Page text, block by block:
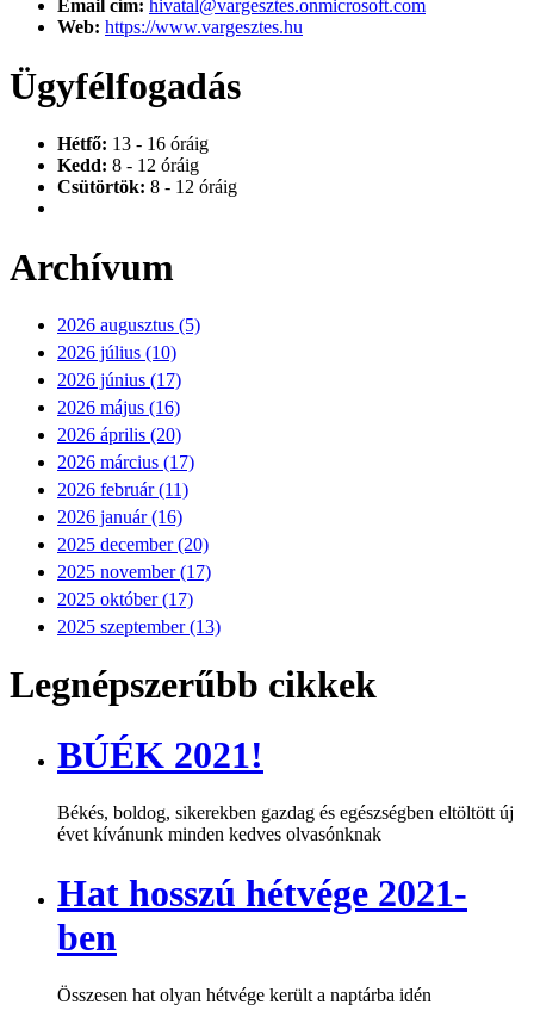
Email cím: hivatal@vargesztes.onmicrosoft.com
Web: https://www.vargesztes.hu
Ügyfélfogadás
Hétfő: 13 - 16 óráig
Kedd: 8 - 12 óráig
Csütörtök: 8 - 12 óráig
Archívum
2026 augusztus (5)
2026 július (10)
2026 június (17)
2026 május (16)
2026 április (20)
2026 március (17)
2026 február (11)
2026 január (16)
2025 december (20)
2025 november (17)
2025 október (17)
2025 szeptember (13)
Legnépszerűbb cikkek
BÚÉK 2021!
Békés, boldog, sikerekben gazdag és egészségben eltöltött új
évet kívánunk minden kedves olvasónknak
Hat hosszú hétvége 2021-
ben
Összesen hat olyan hétvége került a naptárba idén